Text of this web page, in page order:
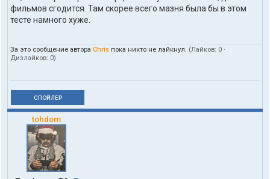
фильмов сгодится. Там скорее всего мазня была бы в этом
тесте намного хуже.
За это сообщение автора Chris пока никто не лайкнул. (Лайков: 0 ·
Дизлайков: 0)
СПОЙЛЕР
tohdom